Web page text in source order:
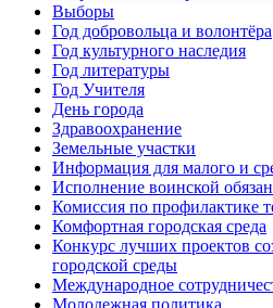
Выборы
Год добровольца и волонтёра
Год культурного наследия
Год литературы
Год Учителя
День города
Здравоохранение
Земельные участки
Информация для малого и
Исполнение воинской
Комиссия по профилактике
Комфортная городская среда
Конкурс лучших проектов
городской среды
Международное